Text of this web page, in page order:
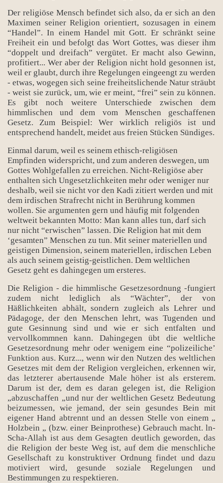
Der religiöse Mensch befindet sich also, da er sich an den
Maximen seiner Religion orientiert, sozusagen in einem
“Handel”. In einem Handel mit Gott. Er schränkt seine
Freiheit ein und befolgt das Wort Gottes, was dieser ihm
“doppelt und dreifach” vergütet. Er macht also Gewinn,
profitiert... Wer aber der Religion nicht hold gesonnen ist,
weil er glaubt, durch ihre Regelungen eingeengt zu werden
- etwas, wogegen sich seine freiheitslichende Natur sträubt
- weist sie zurück, um, wie er meint, “frei” sein zu können.
Es gibt noch weitere Unterschiede zwischen dem
himmlischen und dem vom Menschen geschaffenen
Gesetz. Zum Beispiel: Wer wirklich religiös ist und
entsprechend handelt, meidet aus freien Stücken Sündiges.
Einmal darum, weil es seinem ethisch-religiösen
Empfinden widerspricht, und zum anderen deswegen, um
Gottes Wohlgefallen zu erreichen. Nicht-Religiöse aber
enthalten sich Ungesetzlichkeiten mehr oder weniger nur
deshalb, weil sie nicht vor den Kadi zitiert werden und mit
dem irdischen Strafrecht nicht in Berührung kommen
wollen. Sie argumenten gern und häufig mit folgenden
weltweit bekannten Motto: Man kann alles tun, darf sich
nur nicht “erwischen” lassen. Die Religion hat mit dem
‘gesamten” Menschen zu tun. Mit seiner materiellen und
geistigen Dimension, seinem materiellen, irdischen Leben
als auch seinem geistig-geistlichen. Dem weltlichen
Gesetz geht es dahingegen um ersteres.
Die Religion - die himmlische Gesetzesordnung -fungiert
zudem nicht lediglich als “Wächter”, der von
Häßlichkeiten abhält, sondern zugleich als Lehrer und
Pädagoge, der den Menschen lehrt, was Tugenden und
gute Gesinnung sind und wie er sich entfalten und
vervollkommnen kann. Dahingegen übt die weltliche
Gesetzesordnung mehr oder wenigem eine “polizeiliche’
Funktion aus. Kurz..., wenn wir den Nutzen des weltlichen
Gesetzes mit dem der Religion vergleichen, erkennen wir,
das letzterer abertausende Male höher ist als ersterem.
Darum ist der, dem es daran gelegen ist, die Religion
„abzuschaffen „und nur der weltlichen Gesetz Bedeutung
beizumessen, wie jemand, der sein gesundes Bein mit
eigener Hand abtrennt und an dessen Stelle von einem „
Holzbein „ (bzw. einer Beinprothese) Gebrauch macht. ln-
Scha-Allah ist aus dem Gesagten deutlich geworden, das
die Religion der beste Weg ist, auf dem die menschliche
Gesellschaft zu konstruktiver Ordnung findet und dazu
motiviert wird, gesunde soziale Regelungen und
Bestimmungen zu respektieren.